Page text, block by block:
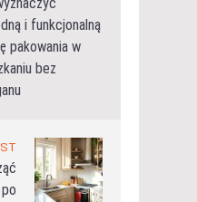
i funkcjonalną
pakowania w
bez